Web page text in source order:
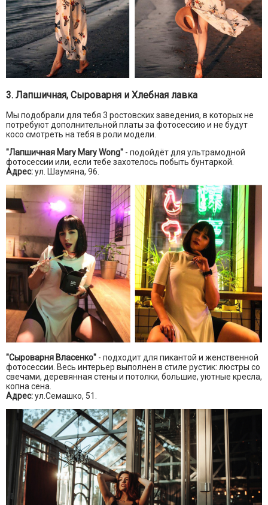
3. Лапшичная, Сыроварня и Хлебная лавка
Мы подобрали для тебя 3 ростовских заведения, в которых не
потребуют дополнительной платы за фотосессию и не будут
косо смотреть на тебя в роли модели.
"Лапшичная Mary Mary Wong" - подойдёт для ультрамодной
фотосессии или, если тебе захотелось побыть бунтаркой.
Адрес:ул. Шаумяна, 96.
"Сыроварня Власенко" - подходит для пикантой и женственной
фотосессии. Весь интерьер выполнен в стиле рустик: люстры со
свечами, деревянная стены и потолки, большие, уютные кресла,
копна сена.
Адрес:ул.Семашко, 51.